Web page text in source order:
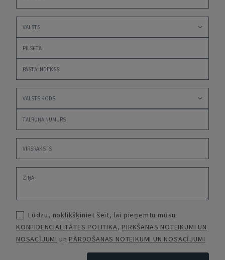
Lūdzu, noklikšķiniet šeit, lai pieņemtu mūsu
KONFIDENCIALITĀTES POLITIKA, PIRKŠANAS NOTEIKUMI UN
NOSACĪJUMI un PĀRDOŠANAS NOTEIKUMI UN NOSACĪJUMI